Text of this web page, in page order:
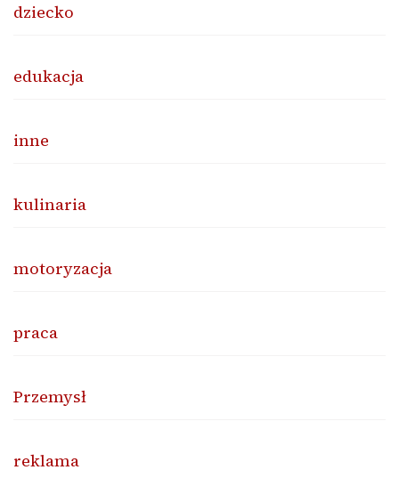
dziecko
edukacja
inne
kulinaria
motoryzacja
praca
Przemysł
reklama